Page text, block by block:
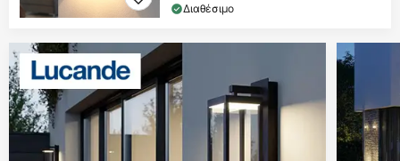
Διαθέσιμο